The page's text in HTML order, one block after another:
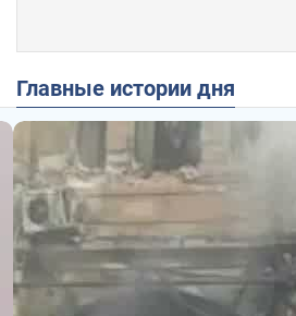
Главные истории дня